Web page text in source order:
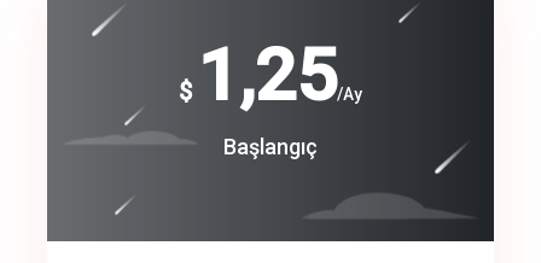
$ 1,25/Ay
Başlangıç
Free
Basic